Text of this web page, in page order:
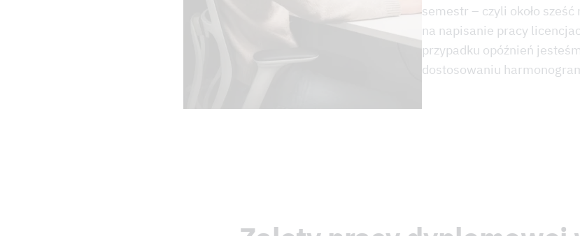
semestr – czyli około
na napisanie pracy
przypadku opóźnień
dostosowaniu